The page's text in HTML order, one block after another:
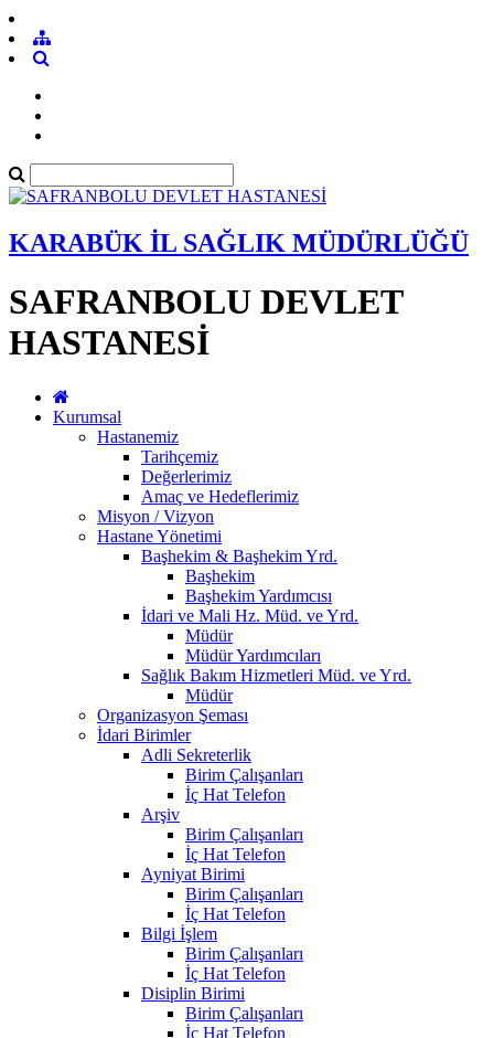
KARABÜK İL SAĞLIK MÜDÜRLÜĞÜ
SAFRANBOLU DEVLET
HASTANESİ
Kurumsal
Hastanemiz
Tarihçemiz
Değerlerimiz
Amaç ve Hedeflerimiz
Misyon / Vizyon
Hastane Yönetimi
Başhekim & Başhekim Yrd.
Başhekim
Başhekim Yardımcısı
İdari ve Mali Hz. Müd. ve Yrd.
Müdür
Müdür Yardımcıları
Sağlık Bakım Hizmetleri Müd. ve Yrd.
Müdür
Organizasyon Şeması
İdari Birimler
Adli Sekreterlik
Birim Çalışanları
İç Hat Telefon
Arşiv
Birim Çalışanları
İç Hat Telefon
Ayniyat Birimi
Birim Çalışanları
İç Hat Telefon
Bilgi İşlem
Birim Çalışanları
İç Hat Telefon
Disiplin Birimi
Birim Çalışanları
İç Hat Telefon